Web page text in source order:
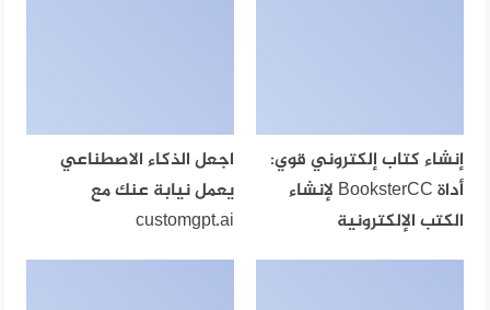
إنشاء كتاب إلكتروني قوي:
أداة BooksterCC لإنشاء
الكتب الإلكترونية
اجعل الذكاء الاصطناعي
يعمل نيابة عنك مع
customgpt.ai